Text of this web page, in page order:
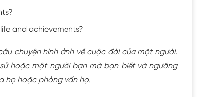
and achievements?
chuyện hình ảnh về cuộc đời của một người.
hoặc một người bạn mà bạn biết và ngưỡng
họ hoặc phỏng vấn họ.